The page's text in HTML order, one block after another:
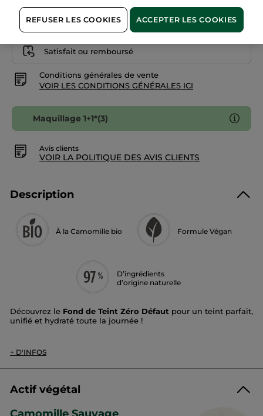
12/08
Paiement sécurisé
Satisfait ou remboursé
Conditions générales de vente
VOIR LES CONDITIONS GÉNÉRALES ICI
Maquillage 1+1*(3)
Avis clients
VOIR LA POLITIQUE DES AVIS CLIENTS
Description
À la Camomille bio Formule Végan
D’ingrédients
d’origine naturelle
Découvrez le Fond de Teint Zéro Défaut pour un teint parfait,
unifié et hydraté toute la journée !
Fini
Texture
sécheresse​
Grâce à sa couvrance parfaite et modulable, le fond de teint
+ D'INFOS
Actif végétal
REFUSER LES COOKIES ACCEPTER LES COOKIES